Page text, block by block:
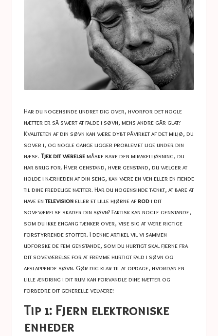
Har du nogensinde undret dig over, hvorfor det nogle
nætter er så svært at falde i søvn, mens andre går glat?
Kvaliteten af ​​din søvn kan være dybt påvirket af det miljø, du
sover i, og nogle gange ligger problemet lige under din
næse. Tjek dit værelsemåske bare den mirakelløsning, du
har brug for. Hver genstand, hver genstand, du vælger at
holde i nærheden af ​​din seng, kan være en ven eller en fjende
til dine fredelige nætter. Har du nogensinde tænkt, at bare at
have entelevisioneller et lille hjørne afrodi dit
soveværelse skader din søvn? Faktisk kan nogle genstande,
som du ikke engang tænker over, vise sig at være rigtige
forstyrrende stoffer. I denne artikel vil vi sammen
udforske de fem genstande, som du hurtigt skal fjerne fra
dit soveværelse for at fremme hurtigt fald i søvn og
afslappende søvn. Gør dig klar til at opdage, hvordan en
lille ændring i dit rum kan forvandle dine nætter og
forbedre dit generelle velvære!
Tip 1: Fjern elektroniske
enheder